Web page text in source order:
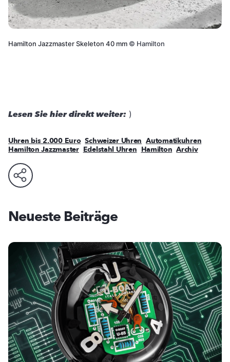
Hamilton Jazzmaster Skeleton 40 mm © Hamilton
Lesen Sie hier direkt weiter: )
Uhren bis 2.000 Euro Schweizer Uhren Automatikuhren
Hamilton Jazzmaster Edelstahl Uhren Hamilton Archiv
Neueste Beiträge